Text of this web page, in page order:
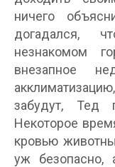
ничего
догадался,
незнакомом
внезапное
забудут, Тед
Некоторое
кровью
уж